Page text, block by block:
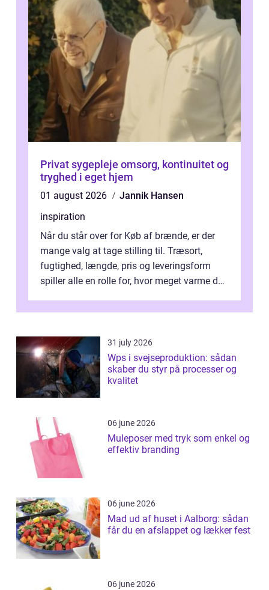
Privat sygepleje omsorg, kontinuitet og
tryghed i eget hjem
01 august 2026
Jannik Hansen
inspiration
Når du står over for Køb af brænde, er der
mange valg at tage stilling til. Træsort,
fugtighed, længde, pris og leveringsform
spiller alle en rolle for, hvor meget varme du
31 july 2026
Wps i svejseproduktion: sådan
skaber du styr på processer og
kvalitet
06 june 2026
Muleposer med tryk som enkel og
effektiv branding
06 june 2026
Mad ud af huset i Aalborg: sådan
får du en afslappet og lækker fest
06 june 2026